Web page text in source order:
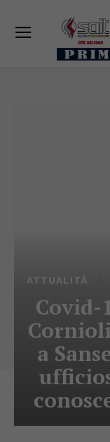
ATTUALITÀ
Covid-
a